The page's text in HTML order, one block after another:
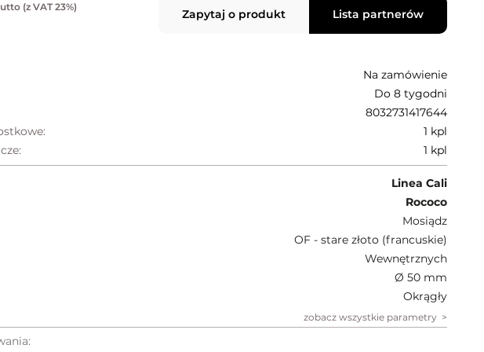
(z VAT 23%)
Zapytaj o produkt Lista partnerów
Na zamówienie
Do 8 tygodni
8032731417644
1 kpl
1 kpl
Linea Cali
Rococo
Mosiądz
OF - stare złoto (francuskie)
Wewnętrznych
Ø 50 mm
Okrągły
zobacz wszystkie parametry